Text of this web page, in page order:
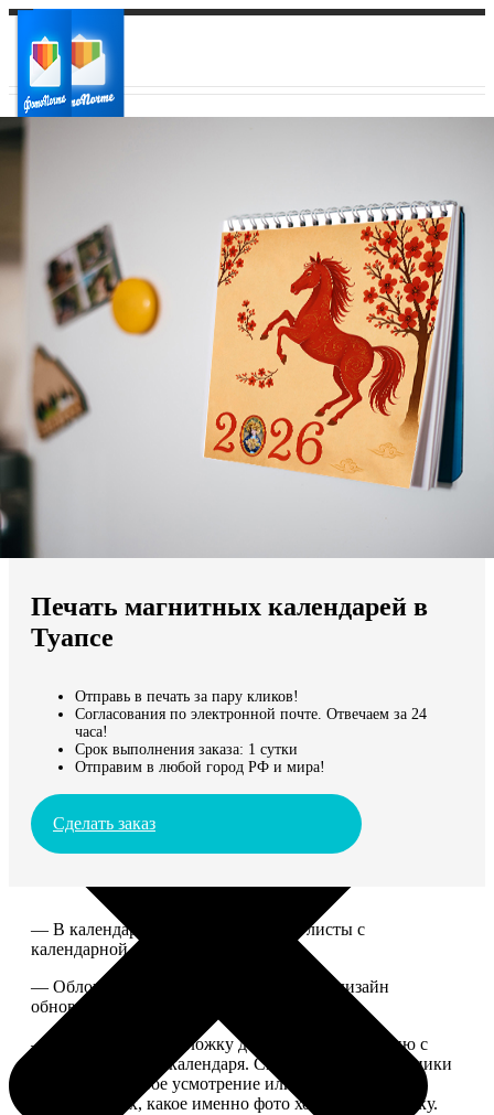
Ваш регион доставки
Выберите из списка:
Мы доставляем по всему миру
Продолжить без города
Печать магнитных календарей в
Туапсе
Отправь в печать за пару кликов!
Согласования по электронной почте. Отвечаем за 24
часа!
Срок выполнения заказа: 1 сутки
Отправим в любой город РФ и мира!
Сделать заказ
— В календаре 13 листов: обложка+листы с
календарной сеткой.
— Обложка для календаря стандартная, дизайн
обновляем каждый год.
— В кружочек на обложку добавляем фотографию с
одной из страниц календаря. Снимок наши сотрудники
выбирают на свое усмотрение или пишите в
комментариях, какое именно фото хотите на обложку.